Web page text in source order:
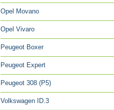
Opel Movano
Opel Vivaro
Peugeot Boxer
Peugeot Expert
Peugeot 308 (P5)
Volkswagen ID.3